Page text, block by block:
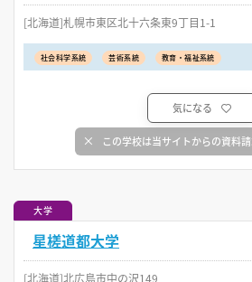
[北海道]札幌市東区北十六条東9丁目1-1
社会科学系統 芸術系統 教育・福祉系統
気になる
この学校は当サイトからの資料
大学
星槎道都大学
[北海道]北広島市中の沢149